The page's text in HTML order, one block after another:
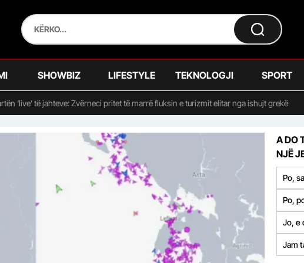
SHOWBIZ LIFESTYLE TEKNOLOGJI SPORT
‘live’ të jahteve: Zvërneci pritet të marrë fluksin e turizmit elitar nga ishujt grekë
A DO
NJË
Po,
Po,
Jo, e
Jam